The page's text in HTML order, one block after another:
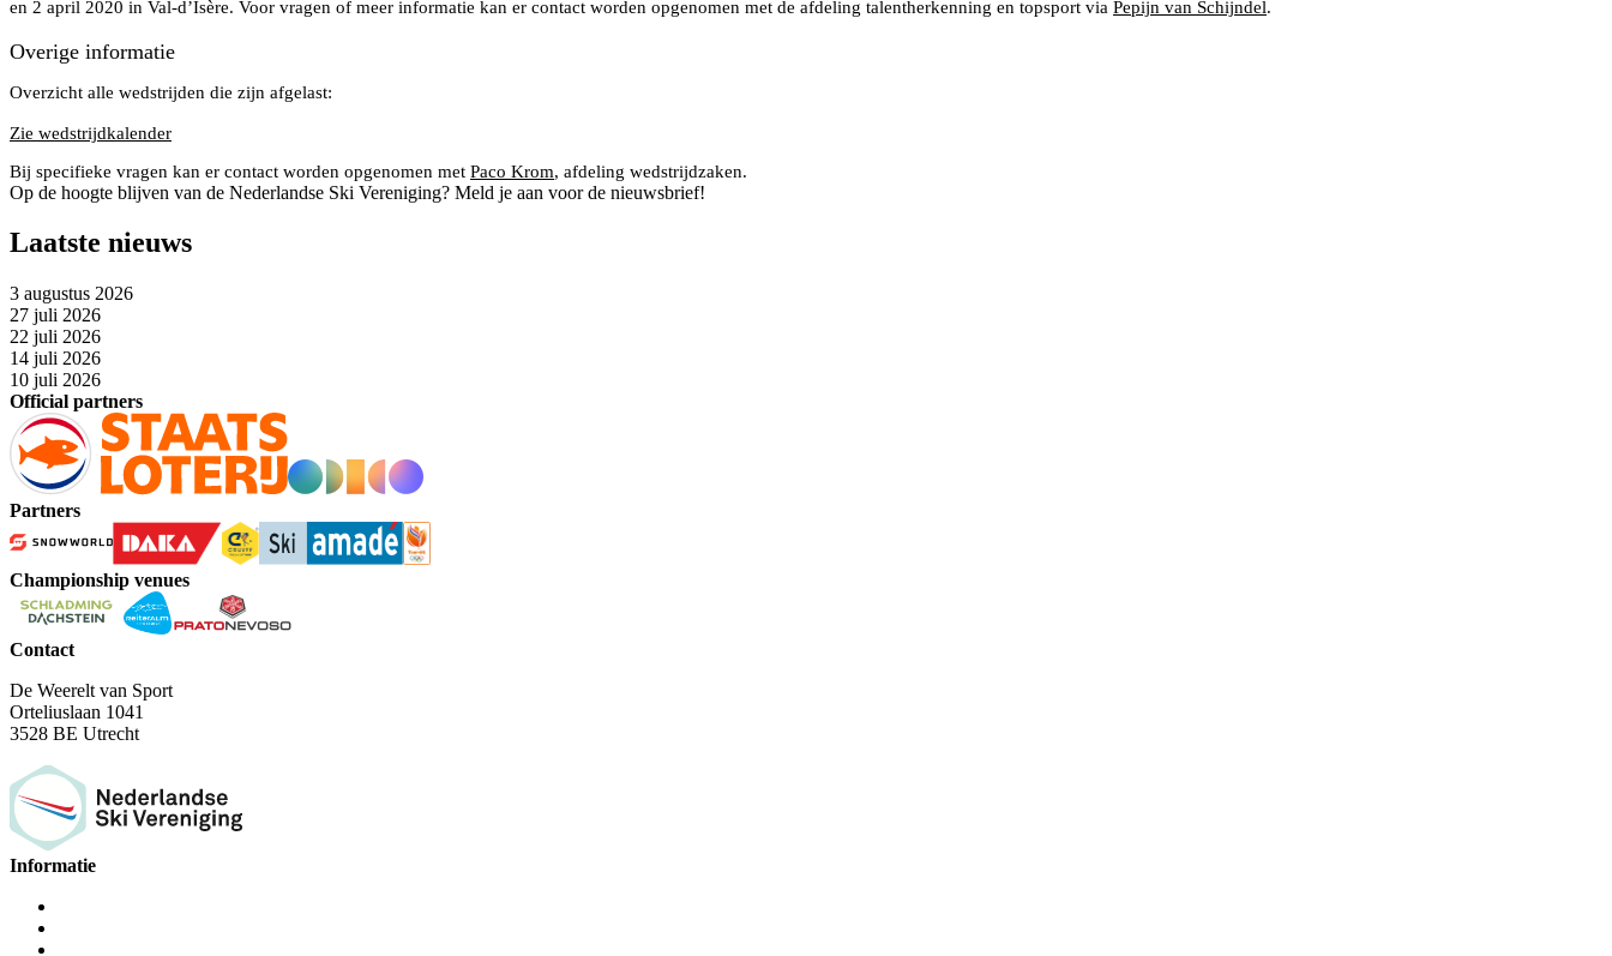
en 2 april 2020 in Val-d’Isère. Voor vragen of meer informatie kan er contact worden opgenomen met de afdeling talentherkenning en topsport via Pepijn van Schijndel.
Overige informatie
Overzicht alle wedstrijden die zijn afgelast:
Zie wedstrijdkalender
Bij specifieke vragen kan er contact worden opgenomen met Paco Krom, afdeling wedstrijdzaken.
Op de hoogte blijven van de Nederlandse Ski Vereniging? Meld je aan voor de nieuwsbrief!
Laatste nieuws
3 augustus 2026
27 juli 2026
22 juli 2026
14 juli 2026
10 juli 2026
Official partners
Partners
Championship venues
Contact
De Weerelt van Sport
Orteliuslaan 1041
3528 BE Utrecht
Informatie